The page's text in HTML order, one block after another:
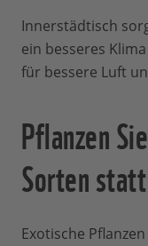
Innerstädtisch
ein besseres
für bessere Luft
Pflanzen
Sorten
Exotische